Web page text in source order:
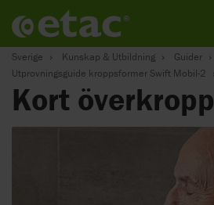
Sverige Kunskap & Utbildning Guider
Utprovningsguide kroppsformer Swift Mobil-2
Kort överkropp